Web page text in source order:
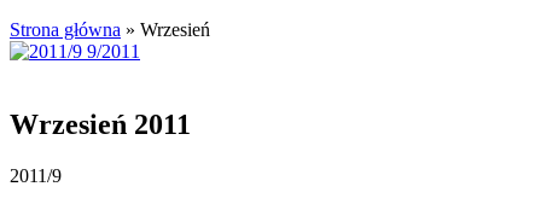
Strona główna » Wrzesień
Wrzesień 2011
2011/9